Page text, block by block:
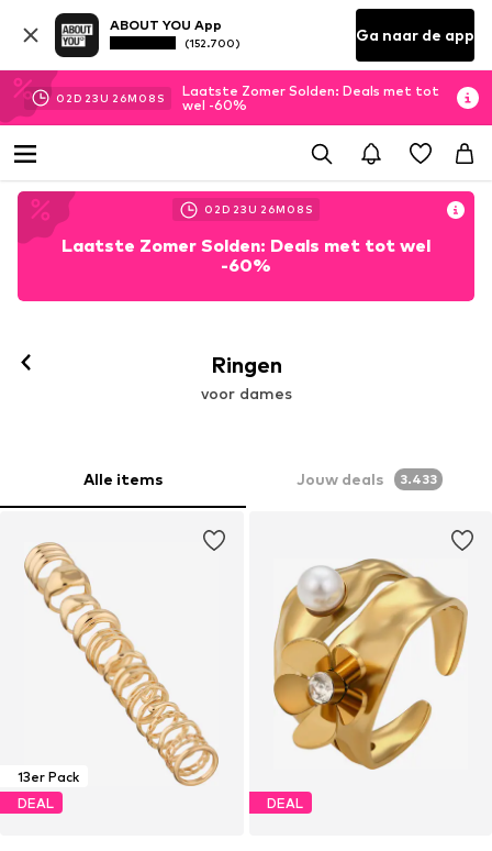
ABOUT YOU App
(152.700) Ga naar de app
02D 23U 26M 07 S
Laatste Zomer Solden: Deals met tot
wel -60%
02D 23U 26M 07 S
Laatste Zomer Solden: Deals met tot wel
-60%
Ringen
voor dames
Alle items Jouw deals 3.433
13er Pack
DEAL
DEAL